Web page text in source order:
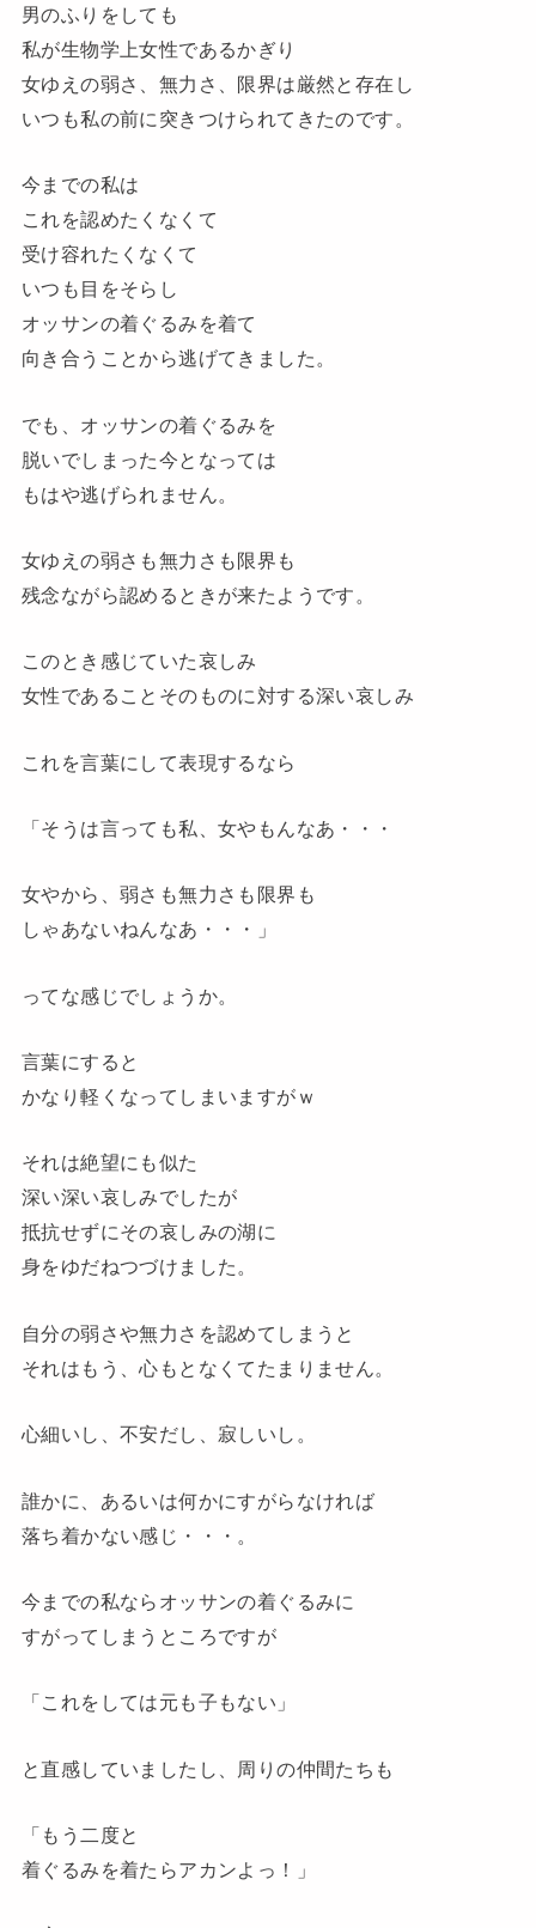
男のふりをしても
私が生物学上女性であるかぎり
女ゆえの弱さ、無力さ、限界は厳然と存在し
いつも私の前に突きつけられてきたのです。
今までの私は
これを認めたくなくて
受け容れたくなくて
いつも目をそらし
オッサンの着ぐるみを着て
向き合うことから逃げてきました。
でも、オッサンの着ぐるみを
脱いでしまった今となっては
もはや逃げられません。
女ゆえの弱さも無力さも限界も
残念ながら認めるときが来たようです。
このとき感じていた哀しみ
女性であることそのものに対する深い哀しみ
これを言葉にして表現するなら
「そうは言っても私、女やもんなあ・・・
女やから、弱さも無力さも限界も
しゃあないねんなあ・・・」
ってな感じでしょうか。
言葉にすると
かなり軽くなってしまいますがｗ
それは絶望にも似た
深い深い哀しみでしたが
抵抗せずにその哀しみの湖に
身をゆだねつづけました。
自分の弱さや無力さを認めてしまうと
それはもう、心もとなくてたまりません。
心細いし、不安だし、寂しいし。
誰かに、あるいは何かにすがらなければ
落ち着かない感じ・・・。
今までの私ならオッサンの着ぐるみに
すがってしまうところですが
「これをしては元も子もない」
と直感していましたし、周りの仲間たちも
「もう二度と
着ぐるみを着たらアカンよっ！」